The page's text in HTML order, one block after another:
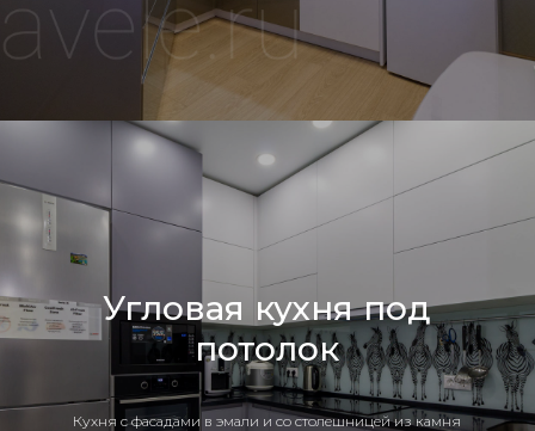
Угловая кухня под
потолок
Кухня c фасадами в эмали и со столешницей из камня